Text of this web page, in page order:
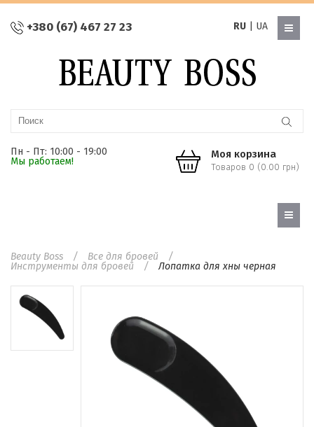
+380 (67) 467 27 23 RU| UA
Пн - Пт: 10:00 - 19:00
Мы работаем!
Моя корзина
Товаров 0 (0.00 грн)
Beauty Boss
Все для бровей
Инструменты для бровей
Лопатка для хны черная